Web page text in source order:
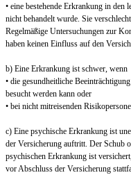
• eine bestehende Erkrankung in
nicht behandelt wurde. Sie
Regelmäßige Untersuchungen zur
haben keinen Einfluss auf den
b) Eine Erkrankung ist schwer, wenn
• die gesundheitliche
besucht werden kann oder
• bei nicht mitreisenden
c) Eine psychische Erkrankung ist
der Versicherung auftritt. Der Schub
psychischen Erkrankung ist
vor Abschluss der Versicherung